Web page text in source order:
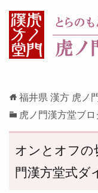
福井県 漢方 虎ノ
虎ノ門漢方堂ブロ
オンとオフの
門漢方堂式ダ